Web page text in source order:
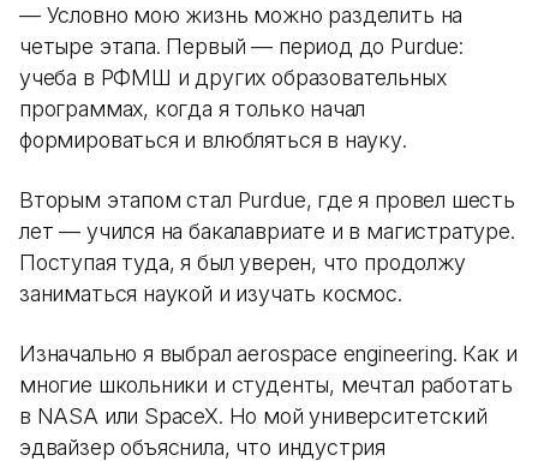
— Условно мою жизнь можно разделить на
четыре этапа. Первый — период до Purdue:
учеба в РФМШ и других образовательных
программах, когда я только начал
формироваться и влюбляться в науку.
Вторым этапом стал Purdue, где я провел шесть
лет — учился на бакалавриате и в магистратуре.
Поступая туда, я был уверен, что продолжу
заниматься наукой и изучать космос.
Изначально я выбрал aerospace engineering. Как и
многие школьники и студенты, мечтал работать
в NASA или SpaceX. Но мой университетский
эдвайзер объяснила, что индустрия